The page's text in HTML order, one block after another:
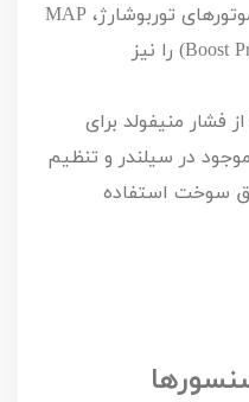
توربوشارژ، MAP
Boost) را نیز
از فشار منیفولد برای
در سیلندر و تنظیم
سوخت استفاده